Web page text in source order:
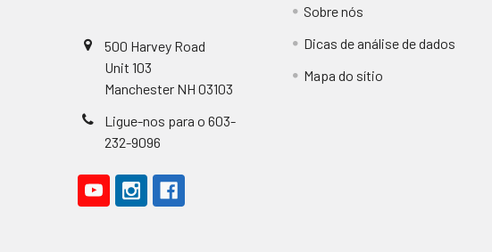
500 Harvey Road
Unit 103
Manchester NH 03103
Ligue-nos para o 603-
232-9096
Sobre nós
Dicas de análise de dados
Mapa do sítio